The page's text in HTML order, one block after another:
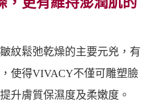
鬆弛乾燥的主要元兇，有
使得VIVACY不僅可雕塑臉
升膚質保濕度及柔嫩度。